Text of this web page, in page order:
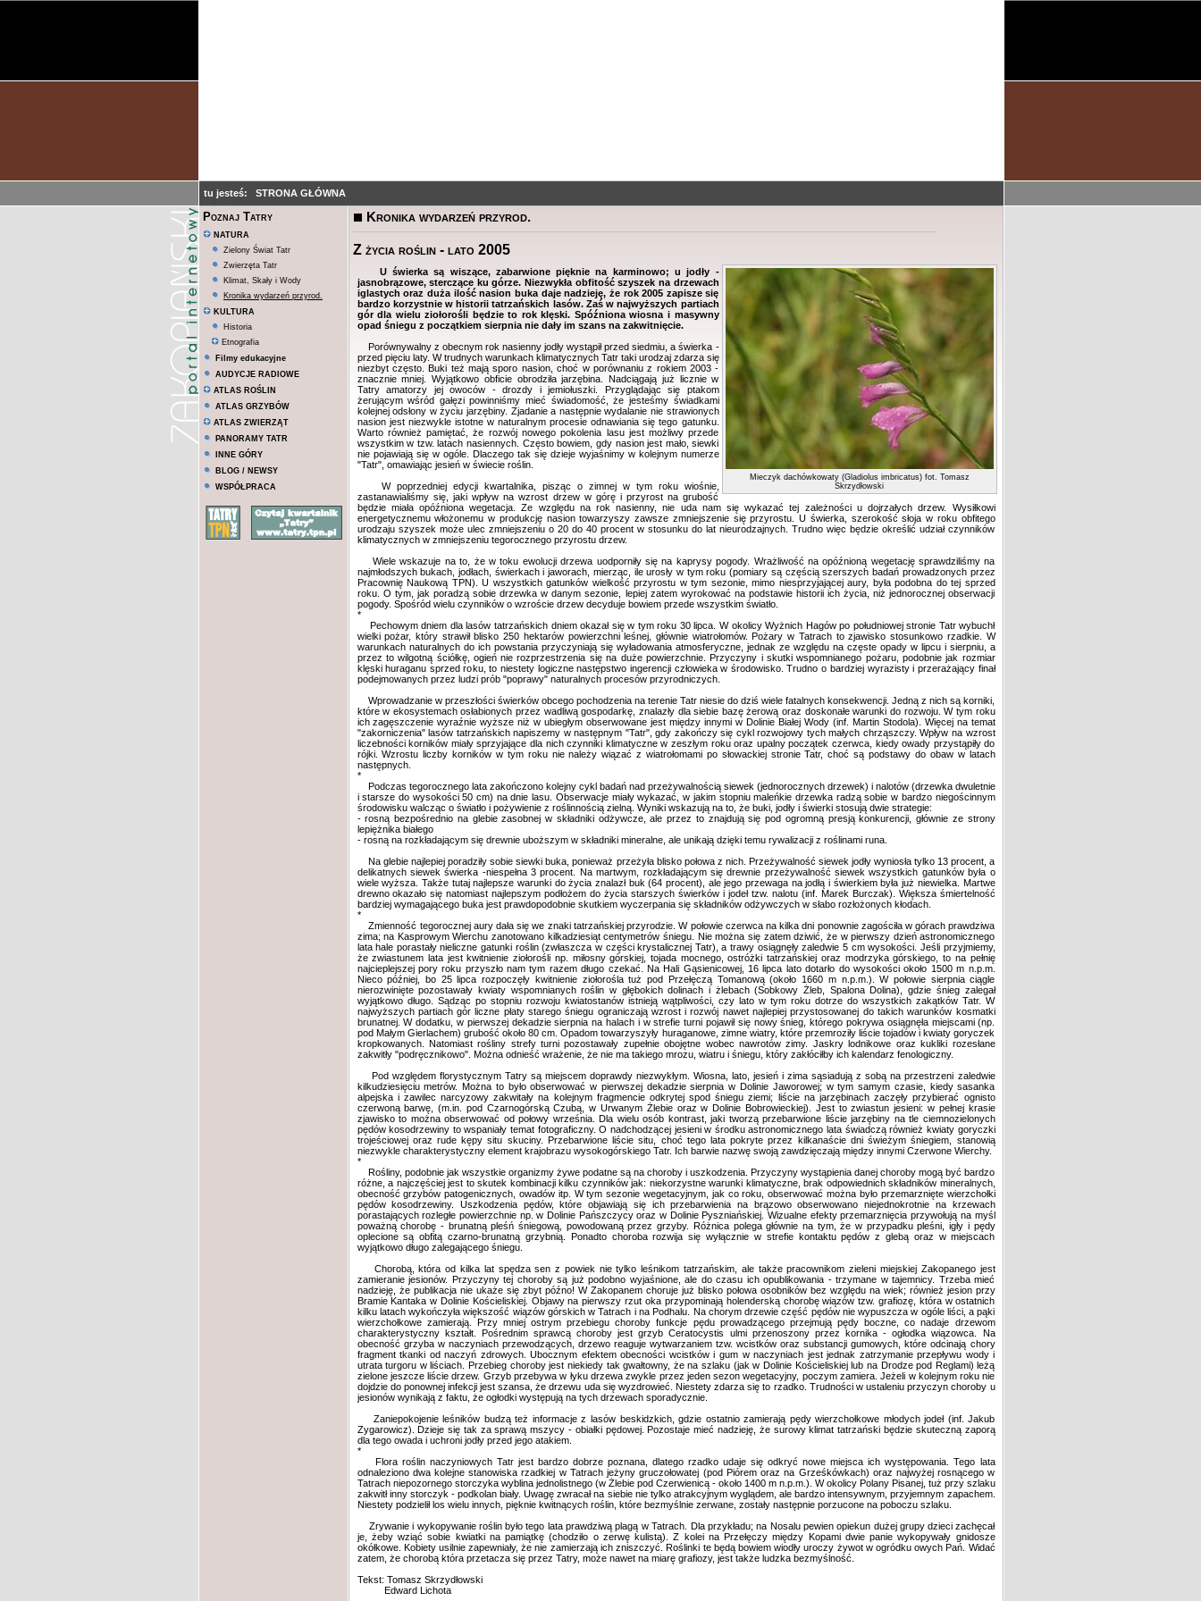
tu jesteś: STRONA GŁÓWNA
Poznaj Tatry
NATURA
Zielony Świat Tatr
Zwierzęta Tatr
Klimat, Skały i Wody
Kronika wydarzeń przyrod.
KULTURA
Historia
Etnografia
Filmy edukacyjne
AUDYCJE RADIOWE
ATLAS ROŚLIN
ATLAS GRZYBÓW
ATLAS ZWIERZĄT
PANORAMY TATR
INNE GÓRY
BLOG / NEWSY
WSPÓŁPRACA
Kronika wydarzeń przyrod.
Z życia roślin - lato 2005
Mieczyk dachówkowaty (Gladiolus imbricatus) fot. Tomasz
Skrzydłowski
U świerka są wiszące, zabarwione pięknie na karminowo; u jodły -
jasnobrązowe, sterczące ku górze. Niezwykła obfitość szyszek na drzewach
iglastych oraz duża ilość nasion buka daje nadzieję, że rok 2005 zapisze się
bardzo korzystnie w historii tatrzańskich lasów. Zaś w najwyższych partiach
gór dla wielu ziołorośli będzie to rok klęski. Spóźniona wiosna i masywny
opad śniegu z początkiem sierpnia nie dały im szans na zakwitnięcie.
Porównywalny z obecnym rok nasienny jodły wystąpił przed siedmiu, a świerka -
przed pięciu laty. W trudnych warunkach klimatycznych Tatr taki urodzaj zdarza się
niezbyt często. Buki też mają sporo nasion, choć w porównaniu z rokiem 2003 -
znacznie mniej. Wyjątkowo obficie obrodziła jarzębina. Nadciągają już licznie w
Tatry amatorzy jej owoców - drozdy i jemiołuszki. Przyglądając się ptakom
żerującym wśród gałęzi powinniśmy mieć świadomość, że jesteśmy świadkami
kolejnej odsłony w życiu jarzębiny. Zjadanie a następnie wydalanie nie strawionych
nasion jest niezwykle istotne w naturalnym procesie odnawiania się tego gatunku.
Warto również pamiętać, że rozwój nowego pokolenia lasu jest możliwy przede
wszystkim w tzw. latach nasiennych. Często bowiem, gdy nasion jest mało, siewki
nie pojawiają się w ogóle. Dlaczego tak się dzieje wyjaśnimy w kolejnym numerze
"Tatr", omawiając jesień w świecie roślin.
W poprzedniej edycji kwartalnika, pisząc o zimnej w tym roku wiośnie,
zastanawialiśmy się, jaki wpływ na wzrost drzew w górę i przyrost na grubość
będzie miała opóźniona wegetacja. Ze względu na rok nasienny, nie uda nam się wykazać tej zależności u dojrzałych drzew. Wysiłkowi
energetycznemu włożonemu w produkcję nasion towarzyszy zawsze zmniejszenie się przyrostu. U świerka, szerokość słoja w roku obfitego
urodzaju szyszek może ulec zmniejszeniu o 20 do 40 procent w stosunku do lat nieurodzajnych. Trudno więc będzie określić udział czynników
klimatycznych w zmniejszeniu tegorocznego przyrostu drzew.
Wiele wskazuje na to, że w toku ewolucji drzewa uodporniły się na kaprysy pogody. Wrażliwość na opóźnioną wegetację sprawdziliśmy na
najmłodszych bukach, jodłach, świerkach i jaworach, mierząc, ile urosły w tym roku (pomiary są częścią szerszych badań prowadzonych przez
Pracownię Naukową TPN). U wszystkich gatunków wielkość przyrostu w tym sezonie, mimo niesprzyjającej aury, była podobna do tej sprzed
roku. O tym, jak poradzą sobie drzewka w danym sezonie, lepiej zatem wyrokować na podstawie historii ich życia, niż jednorocznej obserwacji
pogody. Spośród wielu czynników o wzroście drzew decyduje bowiem przede wszystkim światło.
*
Pechowym dniem dla lasów tatrzańskich dniem okazał się w tym roku 30 lipca. W okolicy Wyżnich Hagów po południowej stronie Tatr wybuchł
wielki pożar, który strawił blisko 250 hektarów powierzchni leśnej, głównie wiatrołomów. Pożary w Tatrach to zjawisko stosunkowo rzadkie. W
warunkach naturalnych do ich powstania przyczyniają się wyładowania atmosferyczne, jednak ze względu na częste opady w lipcu i sierpniu, a
przez to wilgotną ściółkę, ogień nie rozprzestrzenia się na duże powierzchnie. Przyczyny i skutki wspomnianego pożaru, podobnie jak rozmiar
klęski huraganu sprzed roku, to niestety logiczne następstwo ingerencji człowieka w środowisko. Trudno o bardziej wyrazisty i przerażający finał
podejmowanych przez ludzi prób "poprawy" naturalnych procesów przyrodniczych.
Wprowadzanie w przeszłości świerków obcego pochodzenia na terenie Tatr niesie do dziś wiele fatalnych konsekwencji. Jedną z nich są korniki,
które w ekosystemach osłabionych przez wadliwą gospodarkę, znalazły dla siebie bazę żerową oraz doskonałe warunki do rozwoju. W tym roku
ich zagęszczenie wyraźnie wyższe niż w ubiegłym obserwowane jest między innymi w Dolinie Białej Wody (inf. Martin Stodola). Więcej na temat
"zakorniczenia" lasów tatrzańskich napiszemy w następnym "Tatr", gdy zakończy się cykl rozwojowy tych małych chrząszczy. Wpływ na wzrost
liczebności korników miały sprzyjające dla nich czynniki klimatyczne w zeszłym roku oraz upalny początek czerwca, kiedy owady przystąpiły do
rójki. Wzrostu liczby korników w tym roku nie należy wiązać z wiatrołomami po słowackiej stronie Tatr, choć są podstawy do obaw w latach
następnych.
*
Podczas tegorocznego lata zakończono kolejny cykl badań nad przeżywalnością siewek (jednorocznych drzewek) i nalotów (drzewka dwuletnie
i starsze do wysokości 50 cm) na dnie lasu. Obserwacje miały wykazać, w jakim stopniu maleńkie drzewka radzą sobie w bardzo niegościnnym
środowisku walcząc o światło i pożywienie z roślinnością zielną. Wyniki wskazują na to, że buki, jodły i świerki stosują dwie strategie:
- rosną bezpośrednio na glebie zasobnej w składniki odżywcze, ale przez to znajdują się pod ogromną presją konkurencji, głównie ze strony
lepiężnika białego
- rosną na rozkładającym się drewnie uboższym w składniki mineralne, ale unikają dzięki temu rywalizacji z roślinami runa.
Na glebie najlepiej poradziły sobie siewki buka, ponieważ przeżyła blisko połowa z nich. Przeżywalność siewek jodły wyniosła tylko 13 procent, a
delikatnych siewek świerka -niespełna 3 procent. Na martwym, rozkładającym się drewnie przeżywalność siewek wszystkich gatunków była o
wiele wyższa. Także tutaj najlepsze warunki do życia znalazł buk (64 procent), ale jego przewaga na jodłą i świerkiem była już niewielka. Martwe
drewno okazało się natomiast najlepszym podłożem do życia starszych świerków i jodeł tzw. nalotu (inf. Marek Burczak). Większa śmiertelność
bardziej wymagającego buka jest prawdopodobnie skutkiem wyczerpania się składników odżywczych w słabo rozłożonych kłodach.
*
Zmienność tegorocznej aury dała się we znaki tatrzańskiej przyrodzie. W połowie czerwca na kilka dni ponownie zagościła w górach prawdziwa
zima; na Kasprowym Wierchu zanotowano kilkadziesiąt centymetrów śniegu. Nie można się zatem dziwić, że w pierwszy dzień astronomicznego
lata hale porastały nieliczne gatunki roślin (zwłaszcza w części krystalicznej Tatr), a trawy osiągnęły zaledwie 5 cm wysokości. Jeśli przyjmiemy,
że zwiastunem lata jest kwitnienie ziołorośli np. miłosny górskiej, tojada mocnego, ostróżki tatrzańskiej oraz modrzyka górskiego, to na pełnię
najcieplejszej pory roku przyszło nam tym razem długo czekać. Na Hali Gąsienicowej, 16 lipca lato dotarło do wysokości około 1500 m n.p.m.
Nieco później, bo 25 lipca rozpoczęły kwitnienie ziołorośla tuż pod Przełęczą Tomanową (około 1660 m n.p.m.). W połowie sierpnia ciągle
nierozwinięte pozostawały kwiaty wspomnianych roślin w głębokich dolinach i żlebach (Sobkowy Żleb, Spalona Dolina), gdzie śnieg zalegał
wyjątkowo długo. Sądząc po stopniu rozwoju kwiatostanów istnieją wątpliwości, czy lato w tym roku dotrze do wszystkich zakątków Tatr. W
najwyższych partiach gór liczne płaty starego śniegu ograniczają wzrost i rozwój nawet najlepiej przystosowanej do takich warunków kosmatki
brunatnej. W dodatku, w pierwszej dekadzie sierpnia na halach i w strefie turni pojawił się nowy śnieg, którego pokrywa osiągnęła miejscami (np.
pod Małym Gierlachem) grubość około 80 cm. Opadom towarzyszyły huraganowe, zimne wiatry, które przemroziły liście tojadów i kwiaty goryczek
kropkowanych. Natomiast rośliny strefy turni pozostawały zupełnie obojętne wobec nawrotów zimy. Jaskry lodnikowe oraz kukliki rozesłane
zakwitły "podręcznikowo". Można odnieść wrażenie, że nie ma takiego mrozu, wiatru i śniegu, który zakłóciłby ich kalendarz fenologiczny.
Pod względem florystycznym Tatry są miejscem doprawdy niezwykłym. Wiosna, lato, jesień i zima sąsiadują z sobą na przestrzeni zaledwie
kilkudziesięciu metrów. Można to było obserwować w pierwszej dekadzie sierpnia w Dolinie Jaworowej; w tym samym czasie, kiedy sasanka
alpejska i zawilec narcyzowy zakwitały na kolejnym fragmencie odkrytej spod śniegu ziemi; liście na jarzębinach zaczęły przybierać ognisto
czerwoną barwę, (m.in. pod Czarnogórską Czubą, w Urwanym Żlebie oraz w Dolinie Bobrowieckiej). Jest to zwiastun jesieni: w pełnej krasie
zjawisko to można obserwować od połowy września. Dla wielu osób kontrast, jaki tworzą przebarwione liście jarzębiny na tle ciemnozielonych
pędów kosodrzewiny to wspaniały temat fotograficzny. O nadchodzącej jesieni w środku astronomicznego lata świadczą również kwiaty goryczki
trojeściowej oraz rude kępy situ skuciny. Przebarwione liście situ, choć tego lata pokryte przez kilkanaście dni świeżym śniegiem, stanowią
niezwykle charakterystyczny element krajobrazu wysokogórskiego Tatr. Ich barwie nazwę swoją zawdzięczają między innymi Czerwone Wierchy.
*
Rośliny, podobnie jak wszystkie organizmy żywe podatne są na choroby i uszkodzenia. Przyczyny wystąpienia danej choroby mogą być bardzo
różne, a najczęściej jest to skutek kombinacji kilku czynników jak: niekorzystne warunki klimatyczne, brak odpowiednich składników mineralnych,
obecność grzybów patogenicznych, owadów itp. W tym sezonie wegetacyjnym, jak co roku, obserwować można było przemarznięte wierzchołki
pędów kosodrzewiny. Uszkodzenia pędów, które objawiają się ich przebarwienia na brązowo obserwowano niejednokrotnie na krzewach
porastających rozległe powierzchnie np. w Dolinie Pańszczycy oraz w Dolinie Pyszniańskiej. Wizualne efekty przemarznięcia przywołują na myśl
poważną chorobę - brunatną pleśń śniegową, powodowaną przez grzyby. Różnica polega głównie na tym, że w przypadku pleśni, igły i pędy
oplecione są obfitą czarno-brunatną grzybnią. Ponadto choroba rozwija się wyłącznie w strefie kontaktu pędów z glebą oraz w miejscach
wyjątkowo długo zalegającego śniegu.
Chorobą, która od kilka lat spędza sen z powiek nie tylko leśnikom tatrzańskim, ale także pracownikom zieleni miejskiej Zakopanego jest
zamieranie jesionów. Przyczyny tej choroby są już podobno wyjaśnione, ale do czasu ich opublikowania - trzymane w tajemnicy. Trzeba mieć
nadzieję, że publikacja nie ukaże się zbyt późno! W Zakopanem choruje już blisko połowa osobników bez względu na wiek; również jesion przy
Bramie Kantaka w Dolinie Kościeliskiej. Objawy na pierwszy rzut oka przypominają holenderską chorobę wiązów tzw. grafiozę, która w ostatnich
kilku latach wykończyła większość wiązów górskich w Tatrach i na Podhalu. Na chorym drzewie część pędów nie wypuszcza w ogóle liści, a pąki
wierzchołkowe zamierają. Przy mniej ostrym przebiegu choroby funkcje pędu prowadzącego przejmują pędy boczne, co nadaje drzewom
charakterystyczny kształt. Pośrednim sprawcą choroby jest grzyb Ceratocystis ulmi przenoszony przez kornika - ogłodka wiązowca. Na
obecność grzyba w naczyniach przewodzących, drzewo reaguje wytwarzaniem tzw. wcistków oraz substancji gumowych, które odcinają chory
fragment tkanki od naczyń zdrowych. Ubocznym efektem obecności wcistków i gum w naczyniach jest jednak zatrzymanie przepływu wody i
utrata turgoru w liściach. Przebieg choroby jest niekiedy tak gwałtowny, że na szlaku (jak w Dolinie Kościeliskiej lub na Drodze pod Reglami) leżą
zielone jeszcze liście drzew. Grzyb przebywa w łyku drzewa zwykle przez jeden sezon wegetacyjny, poczym zamiera. Jeżeli w kolejnym roku nie
dojdzie do ponownej infekcji jest szansa, że drzewu uda się wyzdrowieć. Niestety zdarza się to rzadko. Trudności w ustaleniu przyczyn choroby u
jesionów wynikają z faktu, że ogłodki występują na tych drzewach sporadycznie.
Zaniepokojenie leśników budzą też informacje z lasów beskidzkich, gdzie ostatnio zamierają pędy wierzchołkowe młodych jodeł (inf. Jakub
Zygarowicz). Dzieje się tak za sprawą mszycy - obiałki pędowej. Pozostaje mieć nadzieję, że surowy klimat tatrzański będzie skuteczną zaporą
dla tego owada i uchroni jodły przed jego atakiem.
*
Flora roślin naczyniowych Tatr jest bardzo dobrze poznana, dlatego rzadko udaje się odkryć nowe miejsca ich występowania. Tego lata
odnaleziono dwa kolejne stanowiska rzadkiej w Tatrach jeżyny gruczołowatej (pod Piórem oraz na Grześkówkach) oraz najwyżej rosnącego w
Tatrach niepozornego storczyka wyblina jednolistnego (w Żlebie pod Czerwienicą - około 1400 m n.p.m.). W okolicy Polany Pisanej, tuż przy szlaku
zakwitł inny storczyk - podkolan biały. Uwagę zwracał na siebie nie tylko atrakcyjnym wyglądem, ale bardzo intensywnym, przyjemnym zapachem.
Niestety podzielił los wielu innych, pięknie kwitnących roślin, które bezmyślnie zerwane, zostały następnie porzucone na poboczu szlaku.
Zrywanie i wykopywanie roślin było tego lata prawdziwą plagą w Tatrach. Dla przykładu; na Nosalu pewien opiekun dużej grupy dzieci zachęcał
je, żeby wziąć sobie kwiatki na pamiątkę (chodziło o zerwę kulistą). Z kolei na Przełęczy między Kopami dwie panie wykopywały gnidosze
okółkowe. Kobiety usilnie zapewniały, że nie zamierzają ich zniszczyć. Roślinki te będą bowiem wiodły uroczy żywot w ogródku owych Pań. Widać
zatem, że chorobą która przetacza się przez Tatry, może nawet na miarę grafiozy, jest także ludzka bezmyślność.
Tekst: Tomasz Skrzydłowski
Edward Lichota